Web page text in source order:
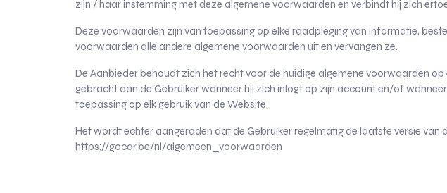
zijn / haar instemming met deze algemene voorwaarden en verbindt hij zich
Deze voorwaarden zijn van toepassing op elke raadpleging van informatie,
voorwaarden alle andere algemene voorwaarden uit en vervangen ze.
De Aanbieder behoudt zich het recht voor de huidige algemene voorwaarden
gebracht aan de Gebruiker wanneer hij zich inlogt op zijn account en/of
toepassing op elk gebruik van de Website.
Het wordt echter aangeraden dat de Gebruiker regelmatig de laatste versie
https://gocar.be/nl/algemeen_voorwaarden